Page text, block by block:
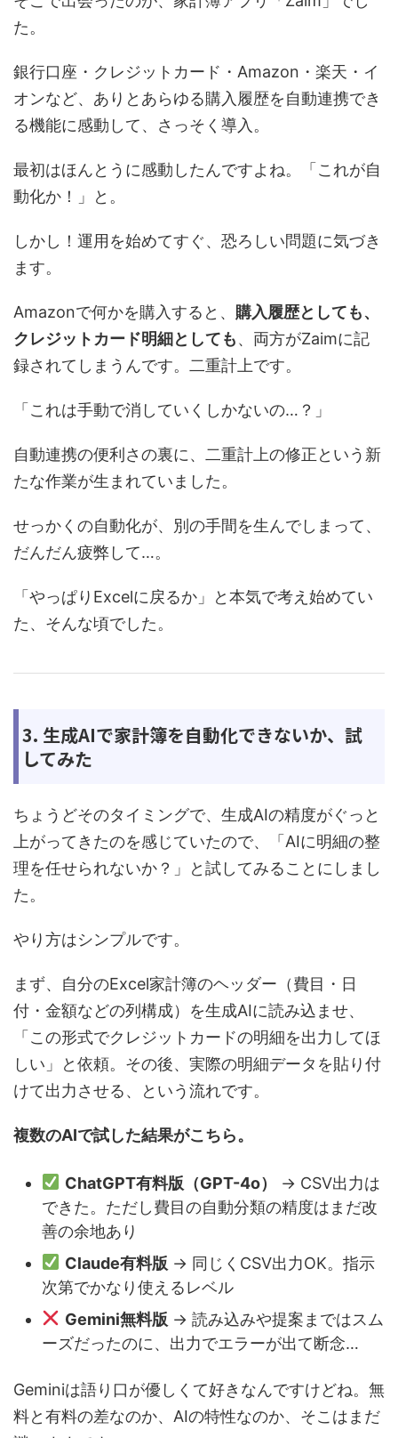
た。
銀行口座・クレジットカード・Amazon・楽天・イ
オンなど、ありとあらゆる購入履歴を自動連携でき
る機能に感動して、さっそく導入。
最初はほんとうに感動したんですよね。「これが自
動化か！」と。
しかし！運用を始めてすぐ、恐ろしい問題に気づき
ます。
Amazonで何かを購入すると、 購入履歴としても、
クレジットカード明細としても、両方がZaimに記
録されてしまうんです。二重計上です。
「これは手動で消していくしかないの…？」
自動連携の便利さの裏に、二重計上の修正という新
たな作業が生まれていました。
せっかくの自動化が、別の手間を生んでしまって、
だんだん疲弊して…。
「やっぱりExcelに戻るか」と本気で考え始めてい
た、そんな頃でした。
3. 生成AIで家計簿を自動化できないか、試
してみた
ちょうどそのタイミングで、生成AIの精度がぐっと
上がってきたのを感じていたので、「AIに明細の整
理を任せられないか？」と試してみることにしまし
た。
やり方はシンプルです。
まず、自分のExcel家計簿のヘッダー（費目・日
付・金額などの列構成）を生成AIに読み込ませ、
「この形式でクレジットカードの明細を出力してほ
しい」と依頼。その後、実際の明細データを貼り付
けて出力させる、という流れです。
複数のAIで試した結果がこちら。
ChatGPT有料版（GPT-4o）
→ CSV出力は
できた。ただし費目の自動分類の精度はまだ改
善の余地あり
Claude有料版 → 同じくCSV出力OK。指示
次第でかなり使えるレベル
Gemini無料版 → 読み込みや提案まではスム
ーズだったのに、出力でエラーが出て断念…
Geminiは語り口が優しくて好きなんですけどね。無
料と有料の差なのか、AIの特性なのか、そこはまだ